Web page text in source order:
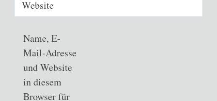
Website
Name, E-
Mail-Adresse
und Website
in diesem
Browser für